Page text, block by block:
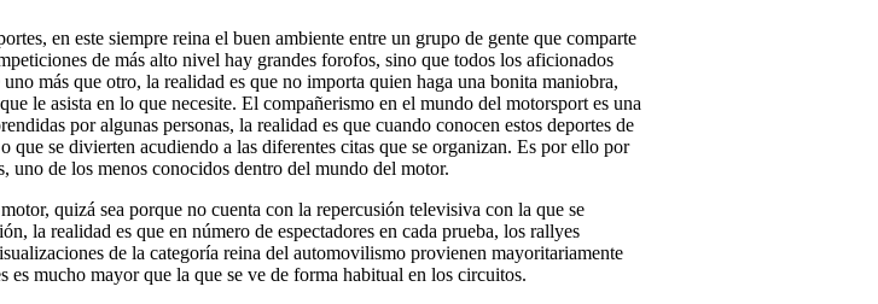
en este siempre reina el buen ambiente entre un grupo de gente que comparte
de más alto nivel hay grandes forofos, sino que todos los aficionados
más que otro, la realidad es que no importa quien haga una bonita maniobra,
le asista en lo que necesite. El compañerismo en el mundo del motorsport es una
por algunas personas, la realidad es que cuando conocen estos deportes de
que se divierten acudiendo a las diferentes citas que se organizan. Es por ello por
uno de los menos conocidos dentro del mundo del motor.
quizá sea porque no cuenta con la repercusión televisiva con la que se
la realidad es que en número de espectadores en cada prueba, los rallyes
de la categoría reina del automovilismo provienen mayoritariamente
mucho mayor que la que se ve de forma habitual en los circuitos.